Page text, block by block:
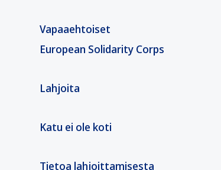
Vapaaehtoiset
European Solidarity Corps
Lahjoita
Katu ei ole koti
Tietoa lahjoittamisesta